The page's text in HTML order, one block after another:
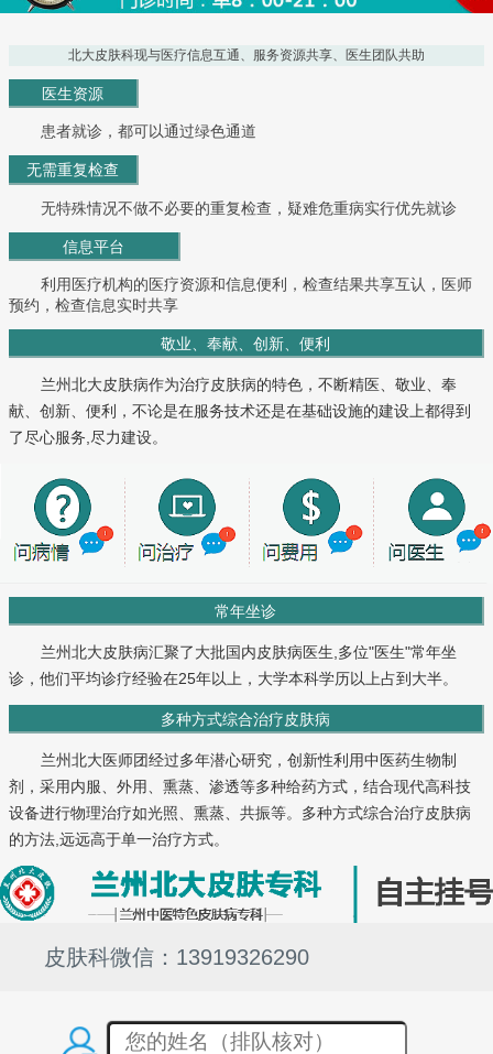
北大皮肤科现与医疗信息互通、服务资源共享、医生团队共助
医生资源
患者就诊，都可以通过绿色通道
无需重复检查
无特殊情况不做不必要的重复检查，疑难危重病实行优先就诊
信息平台
利用医疗机构的医疗资源和信息便利，检查结果共享互认，医师
预约，检查信息实时共享
敬业、奉献、创新、便利
兰州北大皮肤病作为治疗皮肤病的特色，不断精医、敬业、奉
献、创新、便利，不论是在服务技术还是在基础设施的建设上都得到
了尽心服务,尽力建设。
常年坐诊
兰州北大皮肤病汇聚了大批国内皮肤病医生,多位"医生"常年坐
诊，他们平均诊疗经验在25年以上，大学本科学历以上占到大半。
多种方式综合治疗皮肤病
兰州北大医师团经过多年潜心研究，创新性利用中医药生物制
剂，采用内服、外用、熏蒸、渗透等多种给药方式，结合现代高科技
设备进行物理治疗如光照、熏蒸、共振等。多种方式综合治疗皮肤病
的方法,远远高于单一治疗方式。
皮肤科微信：13919326290